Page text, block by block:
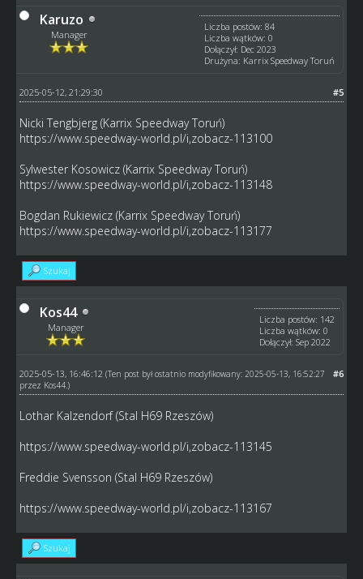
Karuzo
Manager
Liczba postów: 84
Liczba wątków: 0
Dołączył: Dec 2023
Drużyna: Karrix Speedway Toruń
#5
2025-05-12, 21:29:30
Nicki Tengbjerg (Karrix Speedway Toruń)
https://www.speedway-world.pl/i,zobacz-113100
Sylwester Kosowicz (Karrix Speedway Toruń)
https://www.speedway-world.pl/i,zobacz-113148
Bogdan Rukiewicz (Karrix Speedway Toruń)
https://www.speedway-world.pl/i,zobacz-113177
Szukaj
Kos44
Manager
Liczba postów: 142
Liczba wątków: 0
Dołączył: Sep 2022
#6
2025-05-13, 16:46:12 (Ten post był ostatnio modyfikowany: 2025-05-13, 16:52:27
przez Kos44.)
Lothar Kalzendorf (Stal H69 Rzeszów)
https://www.speedway-world.pl/i,zobacz-113145
Freddie Svensson (Stal H69 Rzeszów)
https://www.speedway-world.pl/i,zobacz-113167
Szukaj